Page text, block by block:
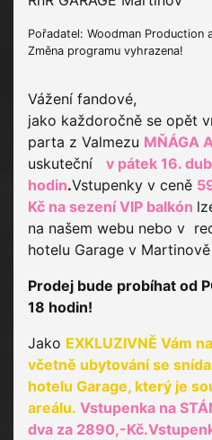
Pořadatel: Woodman Production
Změna programu vyhrazena!
Vážení fandové,
jako každoročně se opět
parta z Valmezu MŇÁGA
uskuteční v pátek 16.
hodin.Vstupenky v ceně
Kč na sezení VIP balkón
na našem webu nebo v
hotelu Garage v Martinově
Prodej bude probíhat od
18 hodin!
Jako EXKLUZIVNĚ Vám
včetně ubytování se
hotelu Garage, který je
areálu. Vstupenka na
dva za 2890,-